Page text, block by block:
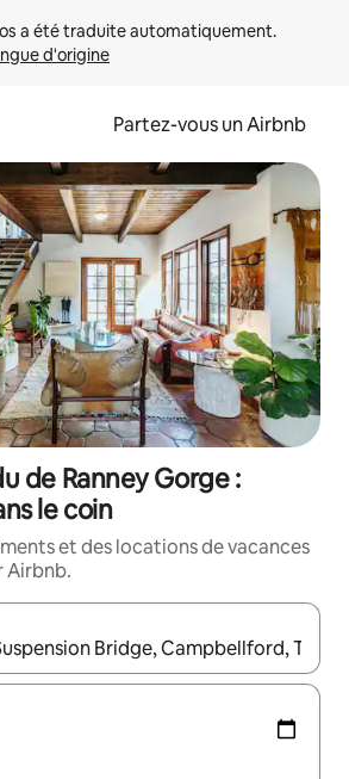
d'origine
Partez-vous un Airbnb
de Ranney Gorge :
le coin
et des locations de vacances
Airbnb.
sont affichés, parcourez-les en utilisant